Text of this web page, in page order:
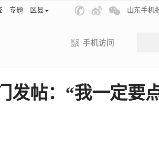
专题 区县 山东手机
手机访问
发帖：“我一定要